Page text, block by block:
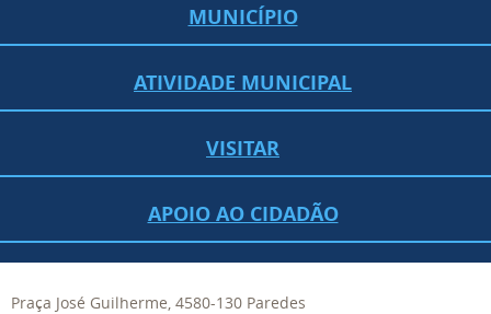
MUNICÍPIO
ATIVIDADE MUNICIPAL
VISITAR
APOIO AO CIDADÃO
Praça José Guilherme, 4580-130 Paredes